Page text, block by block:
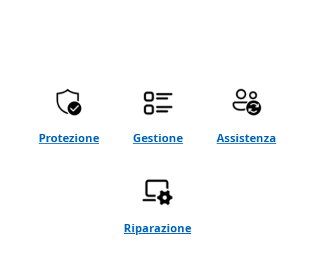
Protezione Gestione Assistenza
Riparazione